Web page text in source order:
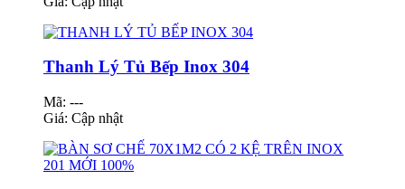
Thanh Lý Tủ Bếp Inox 304
Mã: ---
Giá: Cập nhật